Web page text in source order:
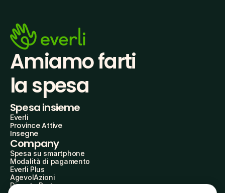
Amiamo farti
la spesa
Spesa insieme
Everli
Province Attive
Insegne
Company
Spesa su smartphone
Modalità di pagamento
Everli Plus
AgevolAzioni
Diventa Partner